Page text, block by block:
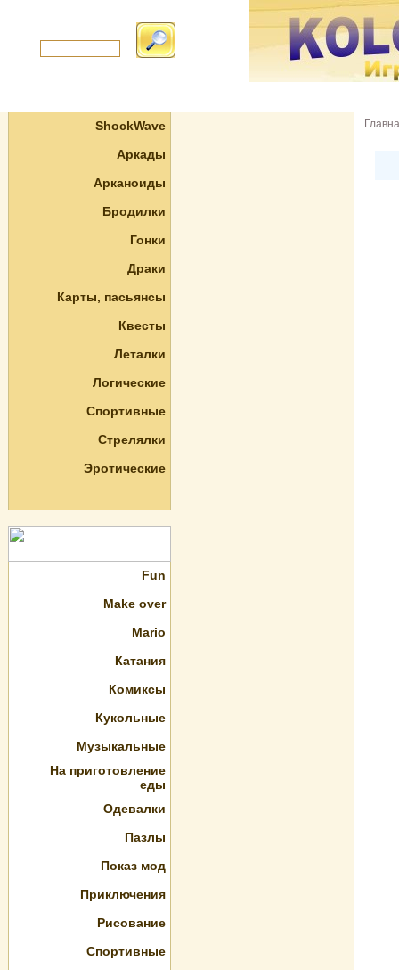
ShockWave
Аркады
Арканоиды
Бродилки
Гонки
Драки
Карты, пасьянсы
Квесты
Леталки
Логические
Спортивные
Стрелялки
Эротические
Fun
Make over
Mario
Катания
Комиксы
Кукольные
Музыкальные
На приготовление
еды
Одевалки
Пазлы
Показ мод
Приключения
Рисование
Спортивные